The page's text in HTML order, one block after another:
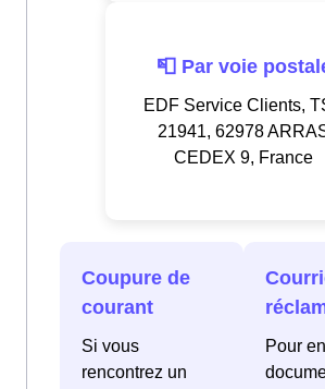
📮 Par voie
EDF Service Clients,
21941, 62978
CEDEX 9, France
Coupure de
courant
Si vous
rencontrez un
Pour